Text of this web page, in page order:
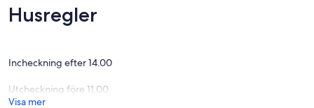
Ett bra hus för semester, reträtt, smekmånad, samlas med vänner /
släktingar, födelsedag / årsdag fester, golf turer och som bas för att
områden
matlagningsmöjligheter för att hjälpa till med självhushåll.
Husregler
Incheckning efter 14.00
Utcheckning före 11.00
Visa mer